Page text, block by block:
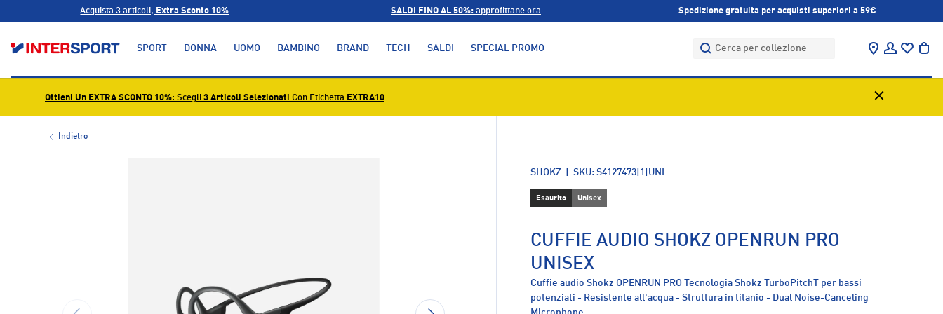
Acquista 3 articoli, Extra Sconto 10% SALDI FINO AL 50%: approfittane ora Spedizione gratuita per acquisti superiori a 59€
Cerca
Cerca
Trova negozio
Accedi
SPORT DONNA UOMO BAMBINO BRAND TECH SALDI SPECIAL PROMO
Ottieni Un EXTRA SCONTO 10%: Scegli 3 Articoli Selezionati Con Etichetta EXTRA10
Indietro
INDIETRO AVANTI
SHOKZ |SKU: S4127473|1|UNI
Esaurito Unisex
CUFFIE AUDIO SHOKZ OPENRUN PRO
UNISEX
Cuffie audio Shokz OPENRUN PRO Tecnologia Shokz TurboPitchT per bassi
potenziati - Resistente all'acqua - Struttura in titanio - Dual Noise-Canceling